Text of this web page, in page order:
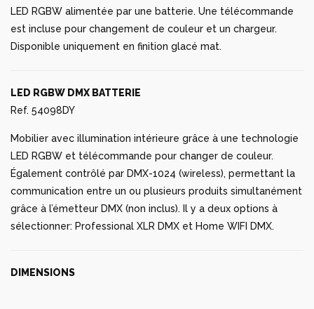
LED RGBW alimentée par une batterie. Une télécommande
est incluse pour changement de couleur et un chargeur.
Disponible uniquement en finition glacé mat.
LED RGBW DMX BATTERIE
Ref. 54098DY
Mobilier avec illumination intérieure grâce à une technologie
LED RGBW et télécommande pour changer de couleur.
Également contrôlé par DMX-1024 (wireless), permettant la
communication entre un ou plusieurs produits simultanément
grâce à l’émetteur DMX (non inclus). Il y a deux options à
sélectionner: Professional XLR DMX et Home WIFI DMX.
DIMENSIONS